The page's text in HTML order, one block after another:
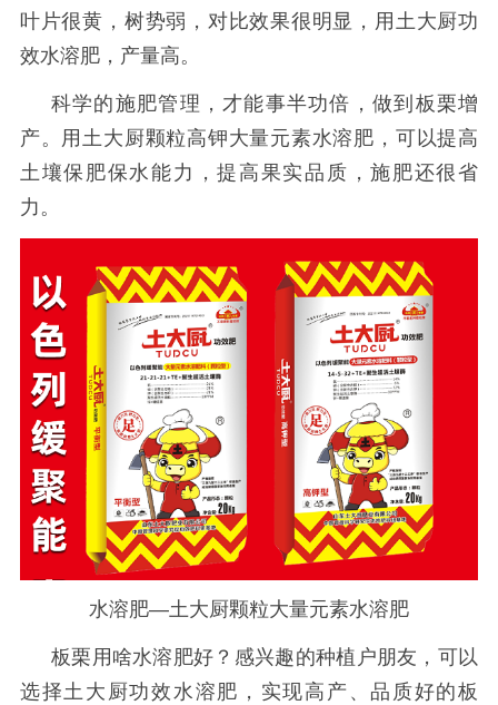
叶片很黄，树势弱，对比效果很明显，用土大厨功
效水溶肥，产量高。
科学的施肥管理，才能事半功倍，做到板栗增
产。用土大厨颗粒高钾大量元素水溶肥，可以提高
土壤保肥保水能力，提高果实品质，施肥还很省
力。
水溶肥—土大厨颗粒大量元素水溶肥
板栗用啥水溶肥好？感兴趣的种植户朋友，可以
选择土大厨功效水溶肥，实现高产、品质好的板